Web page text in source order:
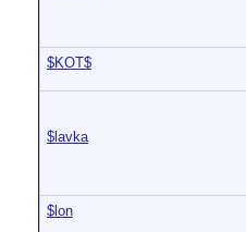
$KOT$
$lavka
$lon